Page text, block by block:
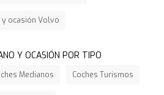
y ocasión Volvo
Y OCASIÓN POR TIPO
Medianos Coches Turismos